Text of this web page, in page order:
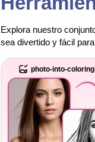
Explora nuestro
sea divertido y fácil
photo-into-